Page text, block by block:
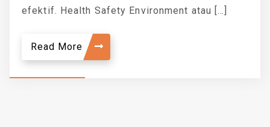
efektif. Health Safety Environment atau […]
Read More